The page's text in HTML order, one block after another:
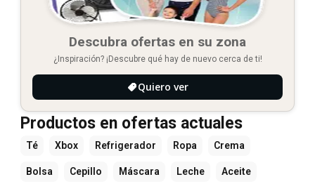
Descubra ofertas en su zona
¿Inspiración? ¡Descubre qué hay de nuevo cerca de ti!
Quiero ver
Productos en ofertas actuales
Té Xbox Refrigerador Ropa Crema
Bolsa Cepillo Máscara Leche Aceite